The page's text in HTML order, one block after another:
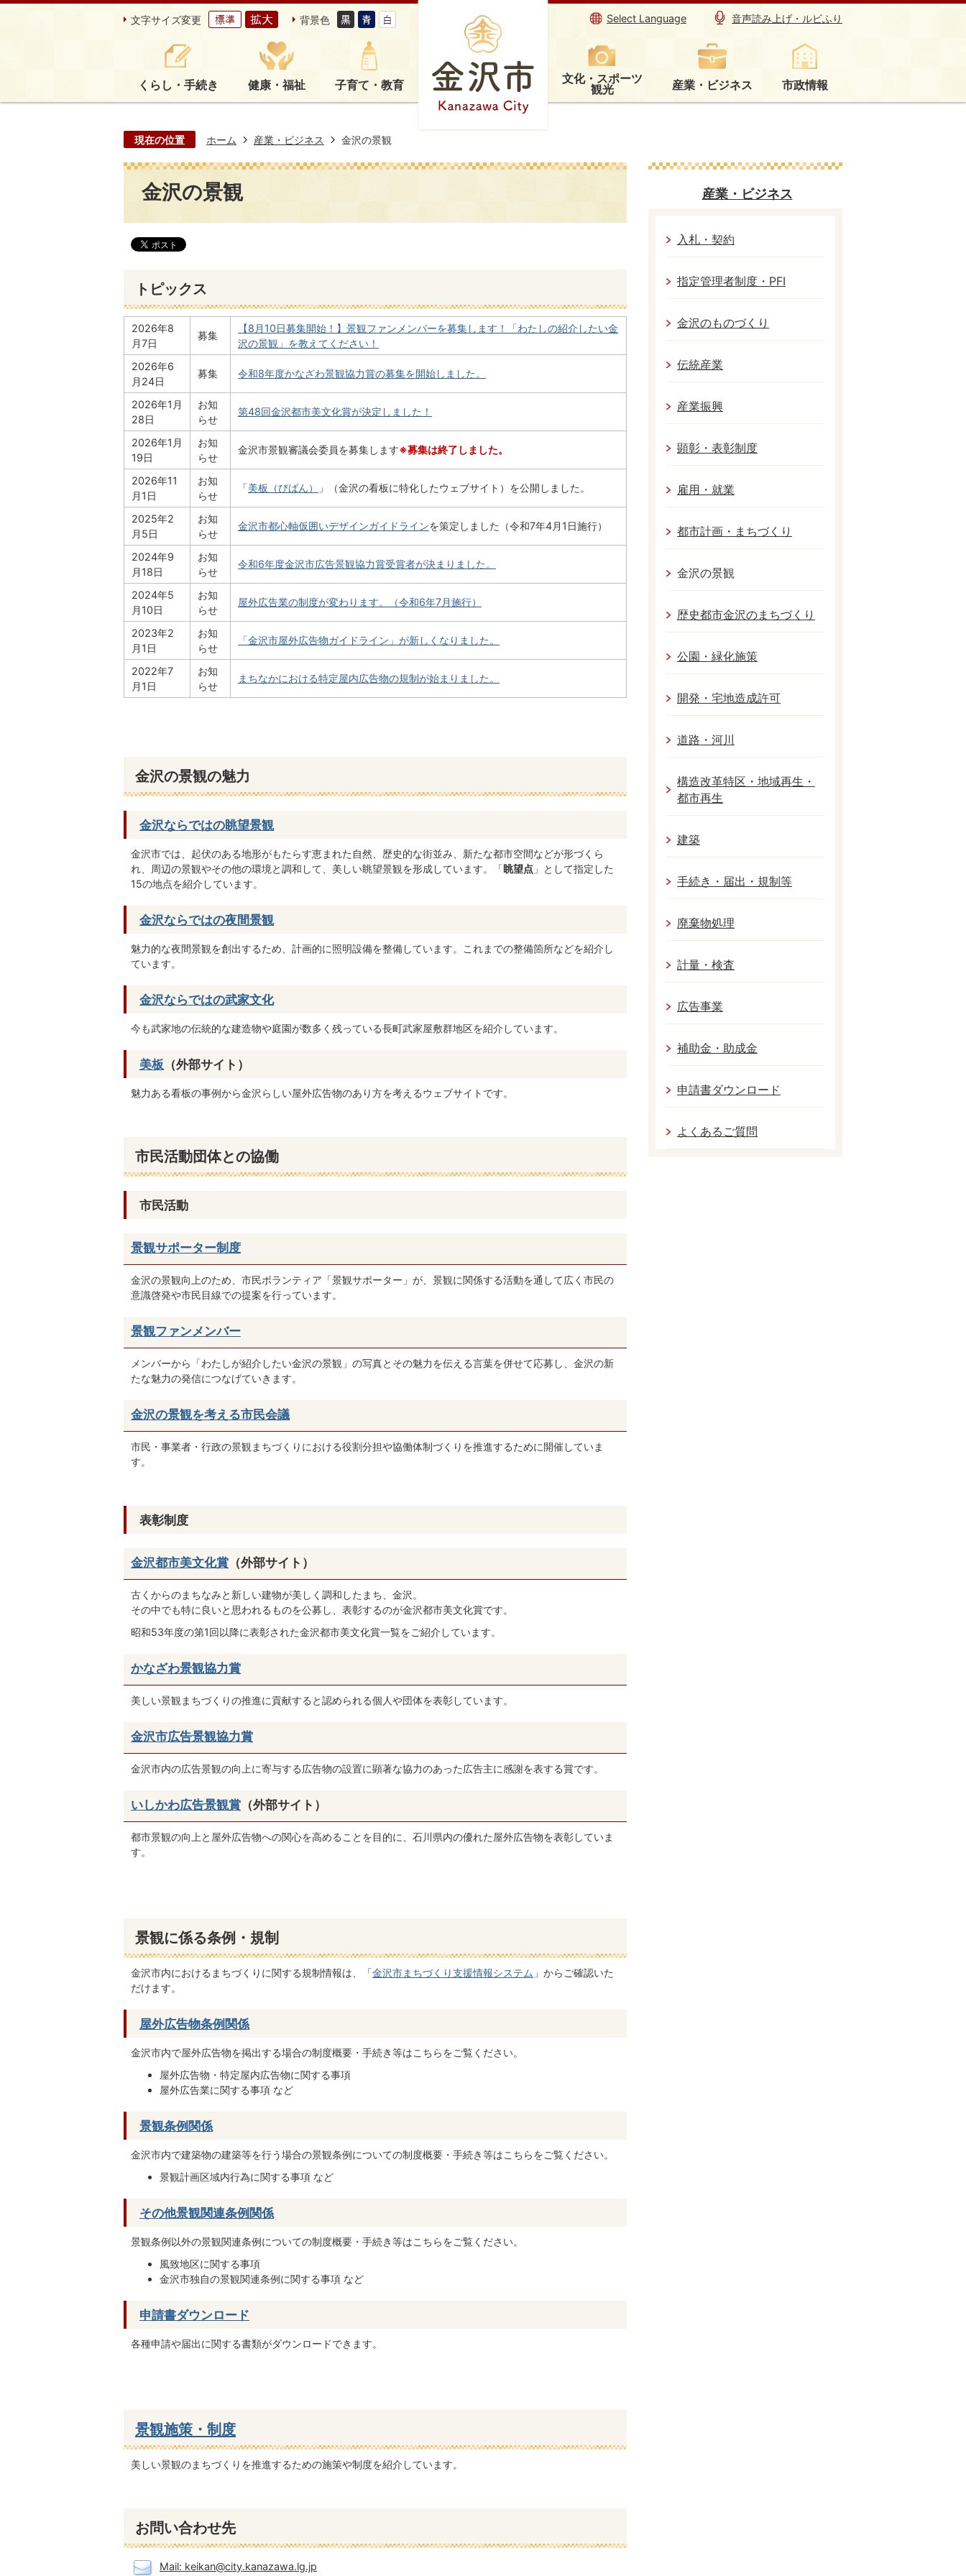
文字サイズ変更 背景色 Select Language 音声読み上げ・ルビふり
くらし・手続き 健康・福祉 子育て・教育 文化・スポーツ
観光 産業・ビジネス 市政情報
現在の位置 ホーム 産業・ビジネス 金沢の景観
金沢の景観
トピックス
2026年8
月7日
募集
【8月10日募集開始！】景観ファンメンバーを募集します！「わたしの紹介したい金
沢の景観」を教えてください！
2026年6
月24日
募集 令和8年度かなざわ景観協力賞の募集を開始しました。
2026年1月
28日
お知
らせ
第48回金沢都市美文化賞が決定しました！
2026年1月
19日
お知
らせ
金沢市景観審議会委員を募集します※募集は終了しました。
2026年11
月1日
お知
らせ
「美板（びばん） 」（金沢の看板に特化したウェブサイト）を公開しました。
2025年2
月5日
お知
らせ
金沢市都心軸仮囲いデザインガイドラインを策定しました（令和7年4月1日施行）
2024年9
月18日
お知
らせ
令和6年度金沢市広告景観協力賞受賞者が決まりました。
2024年5
月10日
お知
らせ
屋外広告業の制度が変わります。（令和6年7月施行）
2023年2
月1日
お知
らせ
「金沢市屋外広告物ガイドライン」が新しくなりました。
2022年7
月1日
お知
らせ
まちなかにおける特定屋内広告物の規制が始まりました。
金沢の景観の魅力
金沢ならではの眺望景観
金沢市では、起伏のある地形がもたらす恵まれた自然、歴史的な街並み、新たな都市空間などが形づくら
れ、周辺の景観やその他の環境と調和して、美しい眺望景観を形成しています。「 眺望点 」として指定した
15の地点を紹介しています。
金沢ならではの夜間景観
魅力的な夜間景観を創出するため、計画的に照明設備を整備しています。これまでの整備箇所などを紹介し
ています。
金沢ならではの武家文化
今も武家地の伝統的な建造物や庭園が数多く残っている長町武家屋敷群地区を紹介しています。
美板 （外部サイト）
魅力ある看板の事例から金沢らしい屋外広告物のあり方を考えるウェブサイトです。
市民活動団体との協働
市民活動
景観サポーター制度
金沢の景観向上のため、市民ボランティア「景観サポーター」が、景観に関係する活動を通して広く市民の
意識啓発や市民目線での提案を行っています。
景観ファンメンバー
メンバーから「わたしが紹介したい金沢の景観」の写真とその魅力を伝える言葉を併せて応募し、金沢の新
たな魅力の発信につなげていきます。
金沢の景観を考える市民会議
市民・事業者・行政の景観まちづくりにおける役割分担や協働体制づくりを推進するために開催していま
す。
表彰制度
金沢都市美文化賞 （外部サイト）
古くからのまちなみと新しい建物が美しく調和したまち、金沢。
その中でも特に良いと思われるものを公募し、表彰するのが金沢都市美文化賞です。
昭和53年度の第1回以降に表彰された金沢都市美文化賞一覧をご紹介しています。
かなざわ景観協力賞
美しい景観まちづくりの推進に貢献すると認められる個人や団体を表彰しています。
金沢市広告景観協力賞
金沢市内の広告景観の向上に寄与する広告物の設置に顕著な協力のあった広告主に感謝を表する賞です。
いしかわ広告景観賞 （外部サイト）
都市景観の向上と屋外広告物への関心を高めることを目的に、石川県内の優れた屋外広告物を表彰していま
す。
景観に係る条例・規制
金沢市内におけるまちづくりに関する規制情報は、「金沢市まちづくり支援情報システム 」からご確認いた
だけます。
屋外広告物条例関係
金沢市内で屋外広告物を掲出する場合の制度概要・手続き等はこちらをご覧ください。
屋外広告物・特定屋内広告物に関する事項
屋外広告業に関する事項 など
景観条例関係
金沢市内で建築物の建築等を行う場合の景観条例についての制度概要・手続き等はこちらをご覧ください。
景観計画区域内行為に関する事項 など
その他景観関連条例関係
景観条例以外の景観関連条例についての制度概要・手続き等はこちらをご覧ください。
風致地区に関する事項
金沢市独自の景観関連条例に関する事項 など
申請書ダウンロード
各種申請や届出に関する書類がダウンロードできます。
景観施策・制度
美しい景観のまちづくりを推進するための施策や制度を紹介しています。
お問い合わせ先
Mail: keikan@city.kanazawa.lg.jp
産業・ビジネス
入札・契約
指定管理者制度・PFI
金沢のものづくり
伝統産業
産業振興
顕彰・表彰制度
雇用・就業
都市計画・まちづくり
金沢の景観
歴史都市金沢のまちづくり
公園・緑化施策
開発・宅地造成許可
道路・河川
構造改革特区・地域再生・
都市再生
建築
手続き・届出・規制等
廃棄物処理
計量・検査
広告事業
補助金・助成金
申請書ダウンロード
よくあるご質問